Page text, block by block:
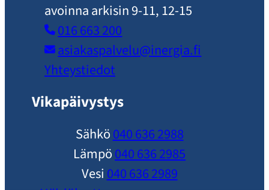
avoinna arkisin 9-11, 12-15
016 663 200
asiakaspalvelu​@inergia.fi
Yhteystiedot
Vikapäivystys
Sähkö040 636 2988
Lämpö040 636 2985
Vesi 040 636 2989